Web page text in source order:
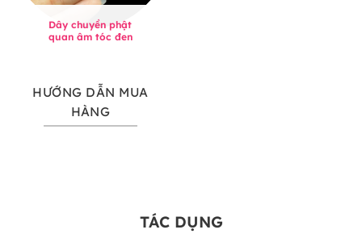
Dây chuyền phật
quan âm tóc đen
HƯỚNG DẪN MUA
HÀNG
TÁC DỤNG